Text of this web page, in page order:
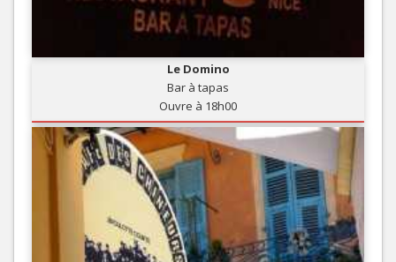
Le Domino
Bar à tapas
Ouvre à 18h00